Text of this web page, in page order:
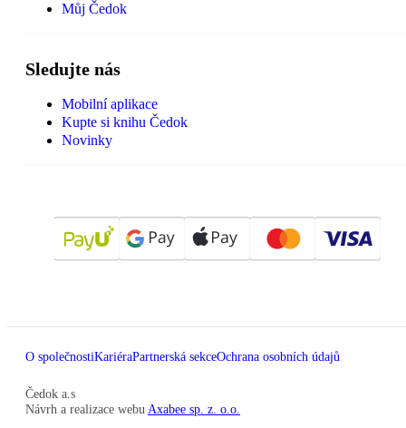
Můj Čedok
Sledujte nás
Mobilní aplikace
Kupte si knihu Čedok
Novinky
O společnostiKariéraPartnerská sekceOchrana osobních údajů
Čedok a.s
Návrh a realizace webu Axabee sp. z. o.o.